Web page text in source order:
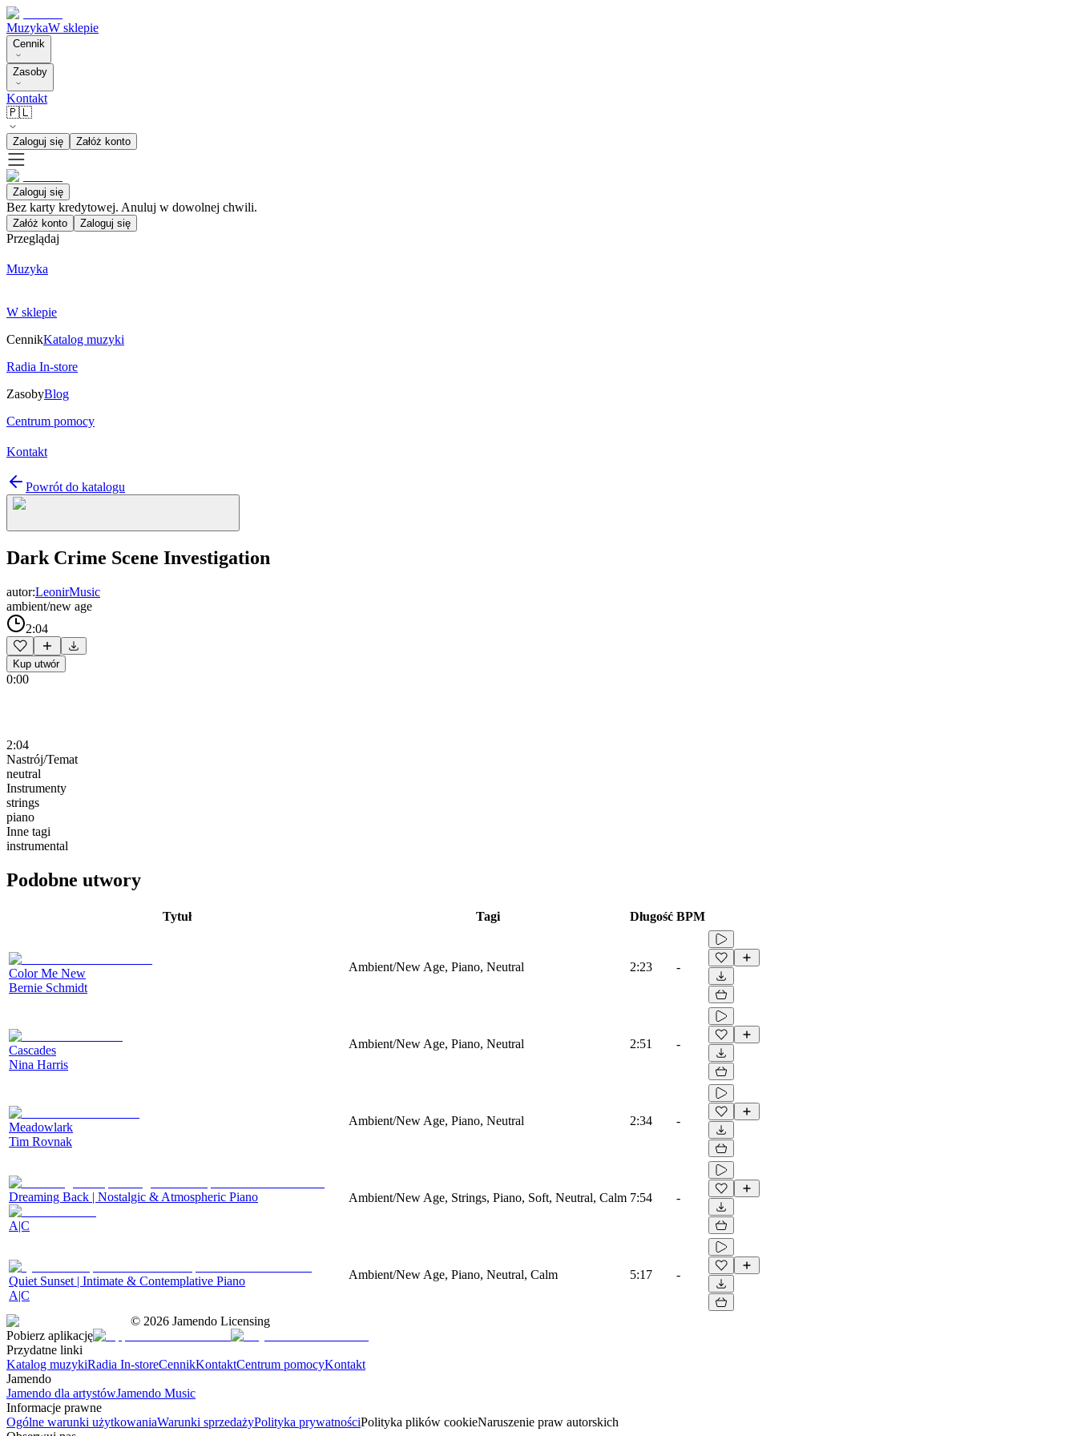
MuzykaW sklepie
Cennik
Zasoby
Kontakt
🇵🇱
Zaloguj się Załóż konto
Zaloguj się
Bez karty kredytowej. Anuluj w dowolnej chwili.
Załóż konto Zaloguj się
Przeglądaj
Muzyka
W sklepie
CennikKatalog muzyki
Radia In-store
ZasobyBlog
Centrum pomocy
Kontakt
Powrót do katalogu
Dark Crime Scene Investigation
autor:LeonirMusic
ambient/new age
2:04
Kup utwór
0:00
2:04
Nastrój/Temat
neutral
Instrumenty
strings
piano
Inne tagi
instrumental
Podobne utwory
Tytuł Tagi Długość BPM
Color Me New
Bernie Schmidt
Ambient/New Age, Piano, Neutral 2:23 -
Cascades
Nina Harris
Ambient/New Age, Piano, Neutral 2:51 -
Meadowlark
Tim Rovnak
Ambient/New Age, Piano, Neutral 2:34 -
Dreaming Back | Nostalgic & Atmospheric Piano
A|C
Ambient/New Age, Strings, Piano, Soft, Neutral, Calm 7:54 -
Quiet Sunset | Intimate & Contemplative Piano
A|C
Ambient/New Age, Piano, Neutral, Calm 5:17 -
© 2026 Jamendo Licensing
Pobierz aplikację
Przydatne linki
Katalog muzykiRadia In-storeCennikKontaktCentrum pomocyKontakt
Jamendo
Jamendo dla artystówJamendo Music
Informacje prawne
Ogólne warunki użytkowaniaWarunki sprzedażyPolityka prywatnościPolityka plików cookieNaruszenie praw autorskich